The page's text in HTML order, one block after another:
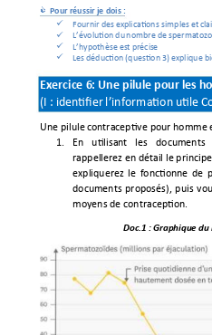
Exercice 6: Une pilule pour les
(I : identifier l’information utile
 Pour réussir je dois :
 Fournir des explications simples et c
 L’évolution dunombre de spermato
 L’hypothèse est précise
 Les déduction (question 3) explique
Une pilule contraceptive pour homme
1.
En utilisant les documents
rappellerez en détail le principe
expliquerez le fonctionne de
documents proposés), puis
moyens de contraception.
Doc.1 : Graphique du